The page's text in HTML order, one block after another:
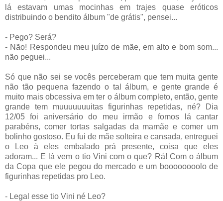
lá estavam umas mocinhas em trajes quase eróticos
distribuindo o bendito álbum "de grátis", pensei...
- Pego? Será?
- Não! Respondeu meu juízo de mãe, em alto e bom som...
não peguei...
Só que não sei se vocês perceberam que tem muita gente
não tão pequena fazendo o tal álbum, e gente grande é
muito mais obcessiva em ter o álbum completo, então, gente
grande tem muuuuuuuitas figurinhas repetidas, né? Dia
12/05 foi aniversário do meu irmão e fomos lá cantar
parabéns, comer tortas salgadas da mamãe e comer um
bolinho gostoso. Eu fui de mãe solteira e cansada, entreguei
o Leo à eles embalado prá presente, coisa que eles
adoram... E lá vem o tio Vini com o que? Rá! Com o álbum
da Copa que ele pegou do mercado e um boooooooolo de
figurinhas repetidas pro Leo.
- Legal esse tio Vini né Leo?